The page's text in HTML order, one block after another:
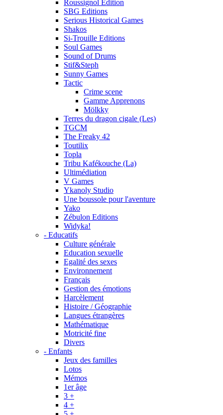
Roussignol Edition
SBG Editions
Serious Historical Games
Shakos
Si-Trouille Editions
Soul Games
Sound of Drums
Stif&Steph
Sunny Games
Tactic
Crime scene
Gamme Apprenons
Mölkky
Terres du dragon cigale (Les)
TGCM
The Freaky 42
Toutilix
Topla
Tribu Kafékouche (La)
Ultimédiation
V Games
Ykanoly Studio
Une boussole pour l'aventure
Yako
Zébulon Editions
Widyka!
- Educatifs
Culture générale
Education sexuelle
Egalité des sexes
Environnement
Français
Gestion des émotions
Harcèlement
Histoire / Géographie
Langues étrangères
Mathématique
Motricité fine
Divers
- Enfants
Jeux des familles
Lotos
Mémos
1er âge
3 +
4 +